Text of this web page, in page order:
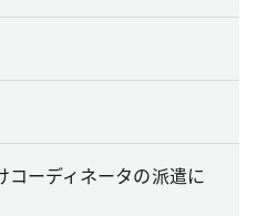
コーディネータの派遣に